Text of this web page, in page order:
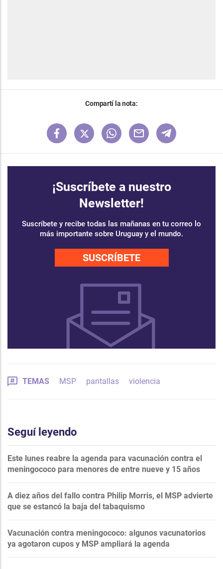
Compartí la nota:
¡Suscríbete a nuestro
Newsletter!
Suscríbete y recibe todas las mañanas en tu correo lo
más importante sobre Uruguay y el mundo.
SUSCRÍBETE
TEMAS MSP pantallas violencia
Seguí leyendo
Este lunes reabre la agenda para vacunación contra el
meningococo para menores de entre nueve y 15 años
A diez años del fallo contra Philip Morris, el MSP advierte
que se estancó la baja del tabaquismo
Vacunación contra meningococo: algunos vacunatorios
ya agotaron cupos y MSP ampliará la agenda